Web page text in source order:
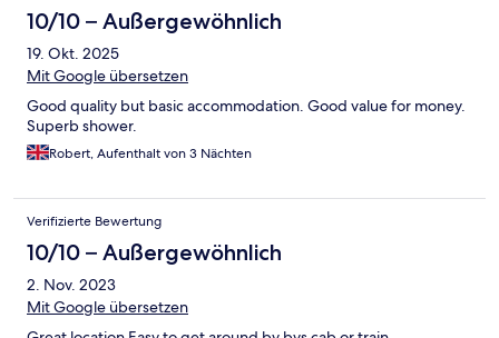
10/10 – Außergewöhnlich
19. Okt. 2025
Mit Google übersetzen
Good quality but basic accommodation. Good value for money.
Superb shower.
Robert, Aufenthalt von 3 Nächten
Verifizierte Bewertung
10/10 – Außergewöhnlich
2. Nov. 2023
Mit Google übersetzen